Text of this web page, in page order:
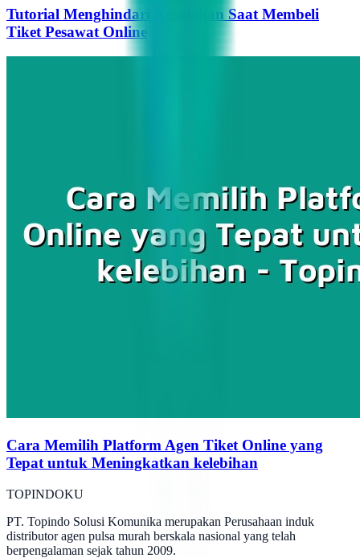
Tutorial Menghindari Kesalahan Saat Membeli
Tiket Pesawat Online
Cara Memilih Platform Agen Tiket Online yang
Tepat untuk Meningkatkan kelebihan
TOPINDOKU
PT. Topindo Solusi Komunika merupakan Perusahaan induk
distributor agen pulsa murah berskala nasional yang telah
berpengalaman sejak tahun 2009.